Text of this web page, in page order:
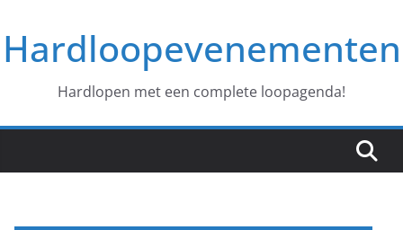
naar
deHardloopevenementen
Hardlopen met een complete loopagenda!